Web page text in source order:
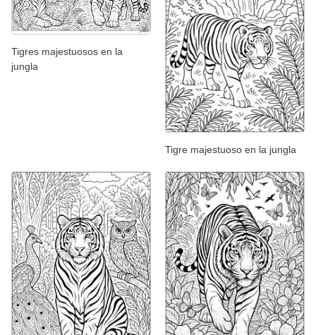
Tigres majestuosos en la
jungla
Tigre majestuoso en la jungla